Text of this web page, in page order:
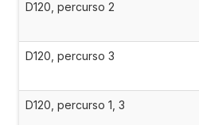
D120, percurso 2
D120, percurso 3
D120, percurso 1, 3